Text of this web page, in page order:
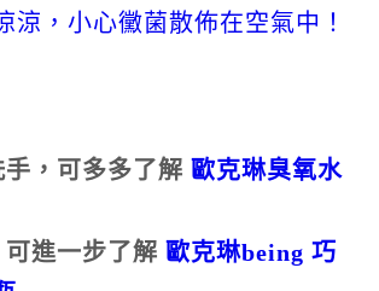
涼，小心黴菌散佈在空氣中！
，可多多了解 歐克琳臭氧水
進一步了解 歐克琳being 巧